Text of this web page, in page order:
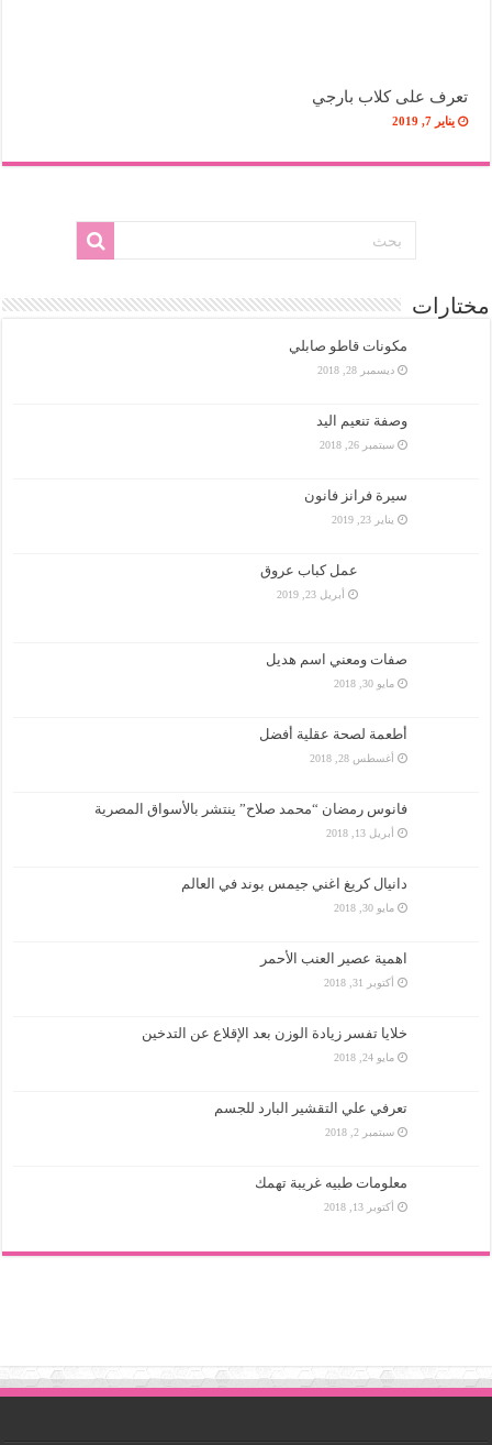
تعرف على كلاب بارجي
يناير 7, 2019
مختارات
مكونات قاطو صابلي
ديسمبر 28, 2018
وصفة تنعيم اليد
سبتمبر 26, 2018
سيرة فرانز فانون
يناير 23, 2019
عمل كباب عروق
أبريل 23, 2019
صفات ومعني اسم هديل
مايو 30, 2018
أطعمة لصحة عقلية أفضل
أغسطس 28, 2018
فانوس رمضان “محمد صلاح” ينتشر بالأسواق المصرية
أبريل 13, 2018
دانيال كريغ اغني جيمس بوند في العالم
مايو 30, 2018
اهمية عصير العنب الأحمر
أكتوبر 31, 2018
خلايا تفسر زيادة الوزن بعد الإقلاع عن التدخين
مايو 24, 2018
تعرفي علي التقشير البارد للجسم
سبتمبر 2, 2018
معلومات طبيه غريبة تهمك
أكتوبر 13, 2018